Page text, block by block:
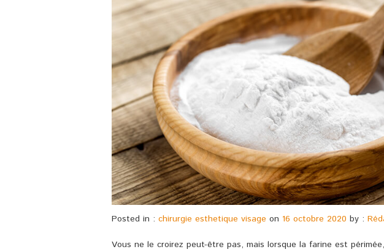
Posted in : chirurgie esthetique visage on 16 octobre 2020 by :
Vous ne le croirez peut-être pas, mais lorsque la farine est